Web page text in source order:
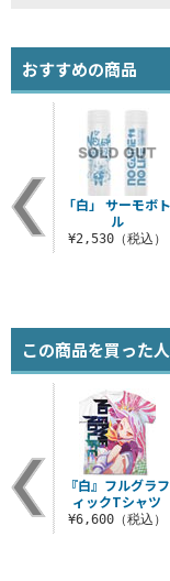
おすすめの商品
ャツ
込）
「白」 サーモボト
ル
¥2,530（税込）
この商品を買った
『白』フルグラフ
ィックTシャツ
¥6,600（税込）